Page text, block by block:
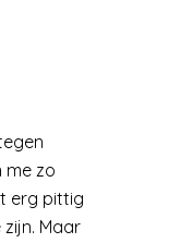
me zo
erg pittig
Maar